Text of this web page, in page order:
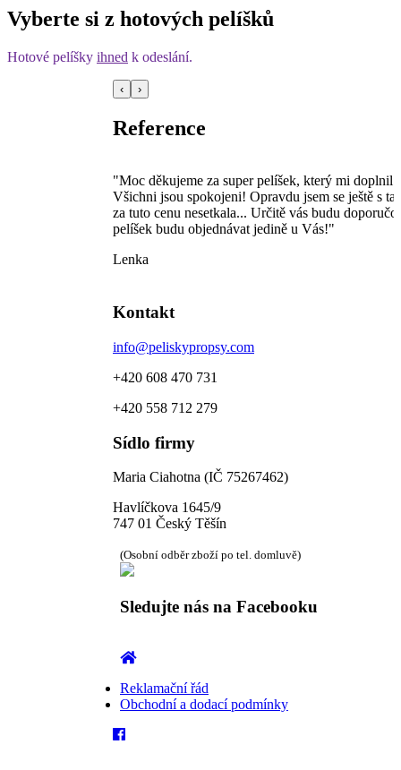
Vyberte si z hotových pelíšků
Hotové pelíšky ihned k odeslání.
‹ ›
Reference
"Moc děkujeme za super pelíšek, který mi doplnil ten
Všichni jsou spokojeni! Opravdu jsem se ještě s tak
za tuto cenu nesetkala... Určitě vás budu doporučovat
pelíšek budu objednávat jedině u Vás!"
Lenka
Kontakt
info@peliskypropsy.com
+420 608 470 731
+420 558 712 279
Sídlo firmy
Maria Ciahotna (IČ 75267462)
Havlíčkova 1645/9
747 01 Český Těšín
(Osobní odběr zboží po tel. domluvě)
Sledujte nás na Facebooku
Reklamační řád
Obchodní a dodací podmínky